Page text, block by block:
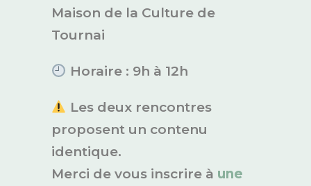
Maison de la Culture de
Tournai
Horaire : 9h à 12h
Les deux rencontres
proposent un contenu
identique.
Merci de vous inscrire à une